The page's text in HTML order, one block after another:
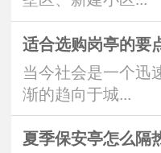
适合选购岗亭的要
当今社会是一个迅
渐的趋向于城...
夏季保安亭怎么隔